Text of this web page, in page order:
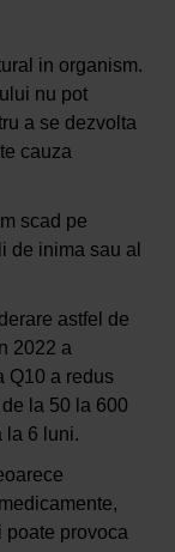
in organism.
nu pot
a se dezvolta
cauza
scad pe
de inima sau al
astfel de
2022 a
Q10 a redus
la 50 la 600
la 6 luni.
poate provoca